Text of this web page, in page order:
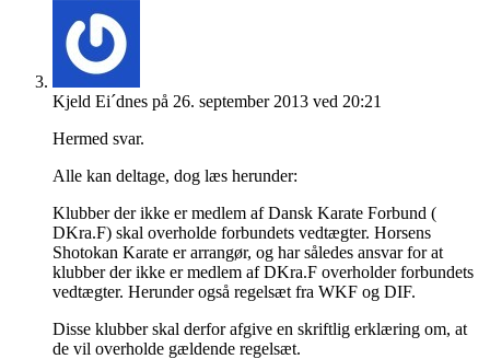
Kjeld Ei´dnes på 26. september 2013 ved 20:21
Hermed svar.
Alle kan deltage, dog læs herunder:
Klubber der ikke er medlem af Dansk Karate Forbund (
DKra.F) skal overholde forbundets vedtægter. Horsens
Shotokan Karate er arrangør, og har således ansvar for at
klubber der ikke er medlem af DKra.F overholder forbundets
vedtægter. Herunder også regelsæt fra WKF og DIF.
Disse klubber skal derfor afgive en skriftlig erklæring om, at
de vil overholde gældende regelsæt.